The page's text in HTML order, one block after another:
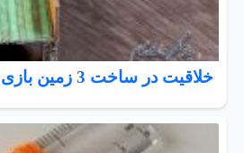
خلاقیت در ساخت 3 زمین بازی با مقوا